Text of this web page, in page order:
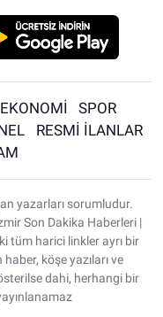
EKONOMİ
SPOR
RESMİ İLANLAR
yazarları sorumludur.
Son Dakika Haberleri |
tüm harici linkler ayrı bir
köşe yazıları ve
dahi, herhangi bir